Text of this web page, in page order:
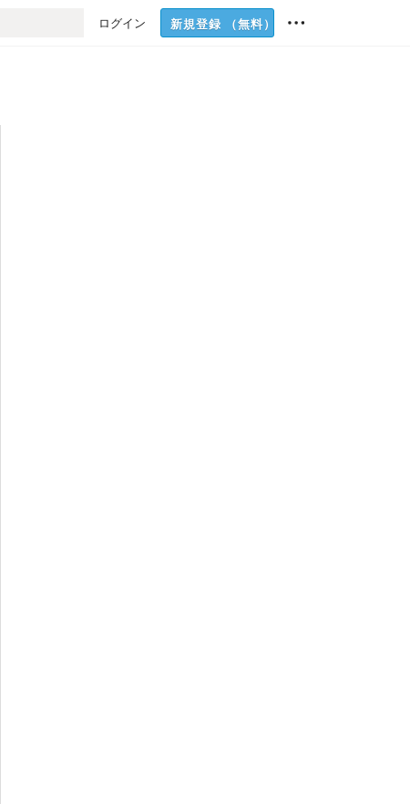
ログイン 新規登録 （無料）